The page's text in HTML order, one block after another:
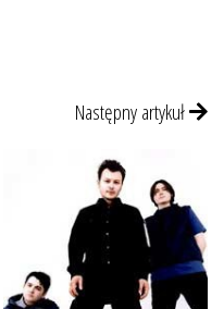
Następny artykuł